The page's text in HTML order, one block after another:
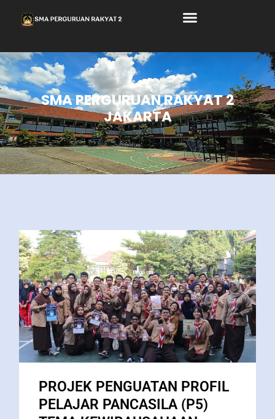
SMA PERGURUAN RAKYAT 2
JAKARTA
PROJEK PENGUATAN PROFIL
PELAJAR PANCASILA (P5)